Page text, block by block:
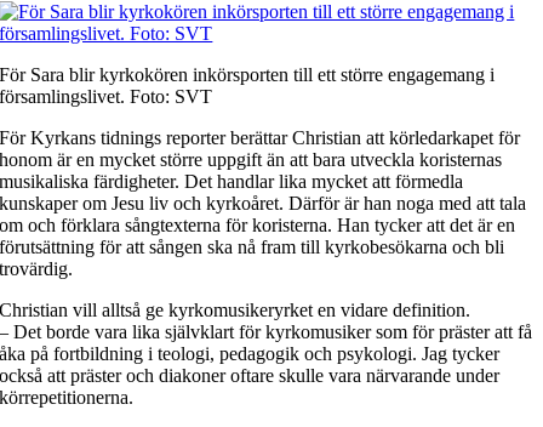
För Sara blir kyrkokören inkörsporten till ett större engagemang i
församlingslivet. Foto: SVT
För Kyrkans tidnings reporter berättar Christian att körledarkapet för
honom är en mycket större uppgift än att bara utveckla koristernas
musikaliska färdigheter. Det handlar lika mycket att förmedla
kunskaper om Jesu liv och kyrkoåret. Därför är han noga med att tala
om och förklara sångtexterna för koristerna. Han tycker att det är en
förutsättning för att sången ska nå fram till kyrkobesökarna och bli
trovärdig.
Christian vill alltså ge kyrkomusikeryrket en vidare definition.
– Det borde vara lika självklart för kyrkomusiker som för präster att få
åka på fortbildning i teologi, pedagogik och psykologi. Jag tycker
också att präster och diakoner oftare skulle vara närvarande under
körrepetitionerna.